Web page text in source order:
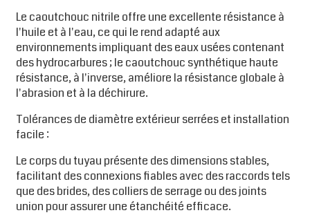
Le caoutchouc nitrile offre une excellente résistance à
l'huile et à l'eau, ce qui le rend adapté aux
environnements impliquant des eaux usées contenant
des hydrocarbures ; le caoutchouc synthétique haute
résistance, à l'inverse, améliore la résistance globale à
l'abrasion et à la déchirure.
Tolérances de diamètre extérieur serrées et installation
facile :
Le corps du tuyau présente des dimensions stables,
facilitant des connexions fiables avec des raccords tels
que des brides, des colliers de serrage ou des joints
union pour assurer une étanchéité efficace.